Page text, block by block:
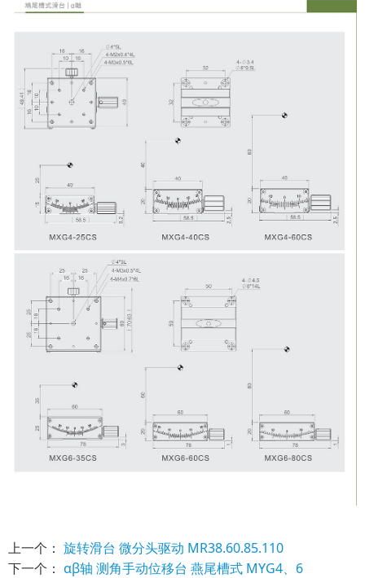
上一个： 旋转滑台 微分头驱动 MR38.60.85.110
下一个： αβ轴 测角手动位移台 燕尾槽式 MYG4、6